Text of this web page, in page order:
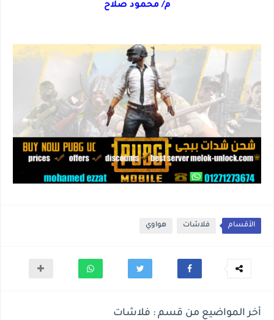
م/ محمود صلاح
الأقسام فلاشات هواوي
أخر المواضيع من قسم : فلاشات